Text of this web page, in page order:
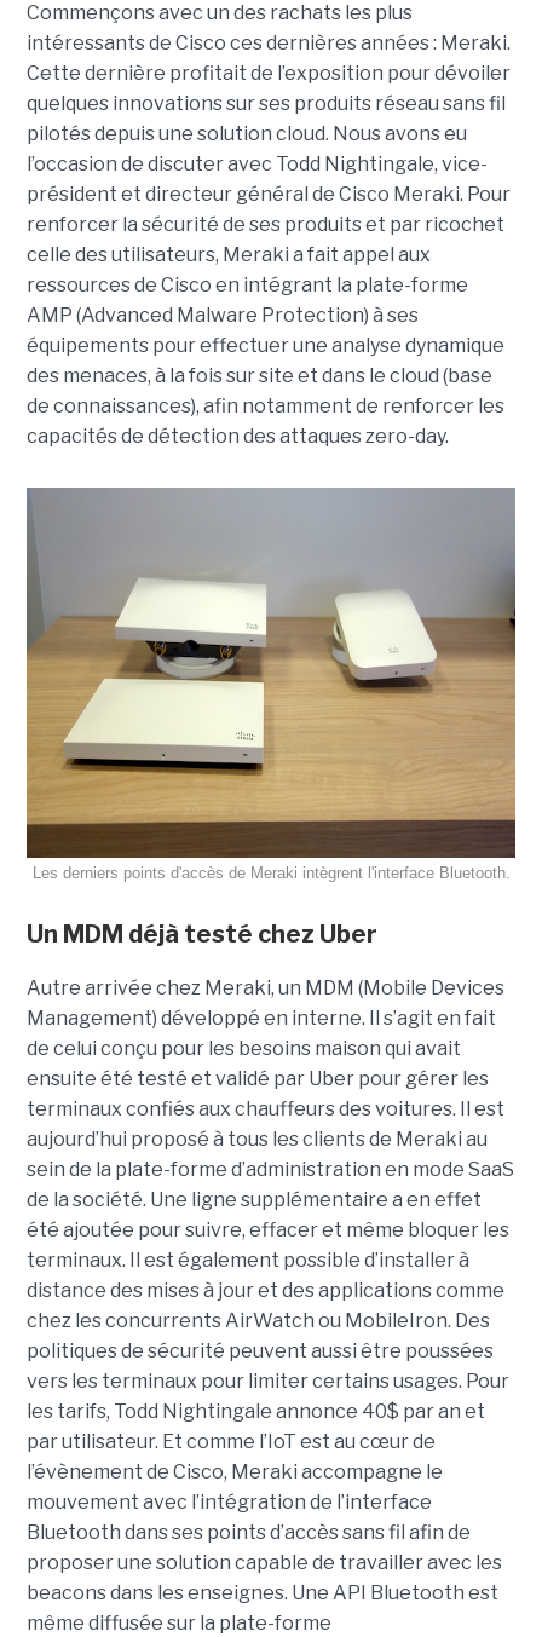
Commençons avec un des rachats les plus
intéressants de Cisco ces dernières années : Meraki.
Cette dernière profitait de l’exposition pour dévoiler
quelques innovations sur ses produits réseau sans fil
pilotés depuis une solution cloud. Nous avons eu
l’occasion de discuter avec Todd Nightingale, vice-
président et directeur général de Cisco Meraki. Pour
renforcer la sécurité de ses produits et par ricochet
celle des utilisateurs, Meraki a fait appel aux
ressources de Cisco en intégrant la plate-forme
AMP (Advanced Malware Protection) à ses
équipements pour effectuer une analyse dynamique
des menaces, à la fois sur site et dans le cloud (base
de connaissances), afin notamment de renforcer les
capacités de détection des attaques zero-day.
Les derniers points d'accès de Meraki intègrent l'interface Bluetooth.
Un MDM déjà testé chez Uber
Autre arrivée chez Meraki, un MDM (Mobile Devices
Management) développé en interne. Il s’agit en fait
de celui conçu pour les besoins maison qui avait
ensuite été testé et validé par Uber pour gérer les
terminaux confiés aux chauffeurs des voitures. Il est
aujourd’hui proposé à tous les clients de Meraki au
sein de la plate-forme d’administration en mode SaaS
de la société. Une ligne supplémentaire a en effet
été ajoutée pour suivre, effacer et même bloquer les
terminaux. Il est également possible d’installer à
distance des mises à jour et des applications comme
chez les concurrents AirWatch ou MobileIron. Des
politiques de sécurité peuvent aussi être poussées
vers les terminaux pour limiter certains usages. Pour
les tarifs, Todd Nightingale annonce 40$ par an et
par utilisateur. Et comme l’IoT est au cœur de
l’évènement de Cisco, Meraki accompagne le
mouvement avec l’intégration de l’interface
Bluetooth dans ses points d’accès sans fil afin de
proposer une solution capable de travailler avec les
beacons dans les enseignes. Une API Bluetooth est
même diffusée sur la plate-forme